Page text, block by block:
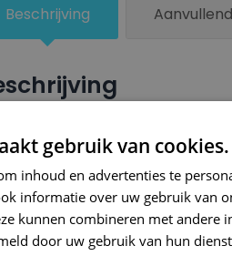
Beschrijving
groter beschadigd oppervlak van
met blanke lak van Small
te spuiten zodat de kleurlak
bent u aan het juiste adres
assortiment met oneindig
gebruik van cookies.
inhoud en advertenties te
informatie over uw gebruik van
kunnen combineren met andere
door uw gebruik van hun